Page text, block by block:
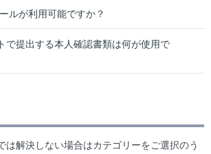
ルが利用可能ですか？
で提出する本人確認書類は何が使用で
は解決しない場合はカテゴリーをご選択のう